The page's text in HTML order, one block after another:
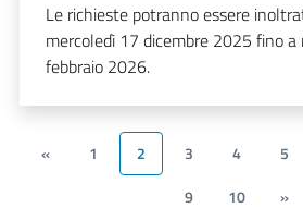
Le richieste potranno essere
mercoledì 17 dicembre 2025 fino
febbraio 2026.
« 1 2 3 4 5
9
10 »